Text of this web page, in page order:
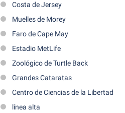
Costa de Jersey
Muelles de Morey
Faro de Cape May
Estadio MetLife
Zoológico de Turtle Back
Grandes Cataratas
Centro de Ciencias de la Libertad
línea alta